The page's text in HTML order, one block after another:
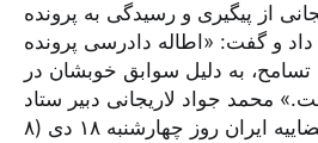
از پیگیری و رسیدگی به پرونده
و گفت: «اطاله دادرسی پرونده
تسامح، به دلیل سوابق خوبشان در
محمد جواد لاریجانی دبیر ستاد
حقوق بشر قوه قضاییه ایران روز چهارشنبه ۱۸ دی (۸